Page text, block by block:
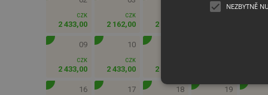
2 433,00
CZK
2 162,00
CZK
2 313
09
2 433,00
CZK
10
2 433,00
CZK
2 047
16 17 18 19
NEZBYTNĚ